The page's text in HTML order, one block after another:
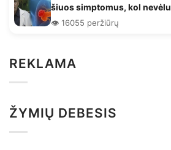
šiuos simptomus, kol nevėlu
👁️ 16055 peržiūrų
REKLAMA
ŽYMIŲ DEBESIS